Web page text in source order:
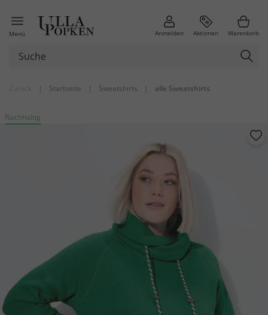
Menü Anmelden Aktionen Warenkorb
| Startseite | Sweatshirts | alle Sweatshirts
Nachhaltig